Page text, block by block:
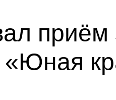
приём
«Юная